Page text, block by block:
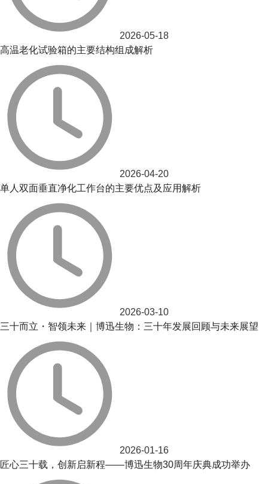
2026-05-18
高温老化试验箱的主要结构组成解析
2026-04-20
单人双面垂直净化工作台的主要优点及应用解析
2026-03-10
三十而立・智领未来｜博迅生物：三十年发展回顾与未来展望
2026-01-16
匠心三十载，创新启新程——博迅生物30周年庆典成功举办